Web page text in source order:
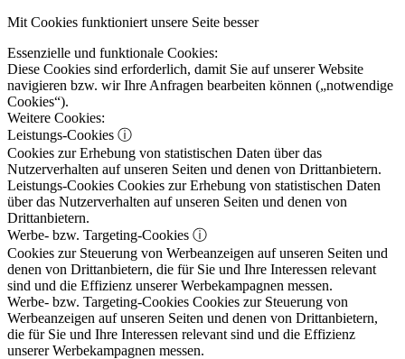
Mit Cookies funktioniert unsere Seite besser
Essenzielle und funktionale Cookies:
Diese Cookies sind erforderlich, damit Sie auf unserer Website
navigieren bzw. wir Ihre Anfragen bearbeiten können („notwendige
Cookies“).
Weitere Cookies:
Leistungs-Cookies ⓘ
Cookies zur Erhebung von statistischen Daten über das
Nutzerverhalten auf unseren Seiten und denen von Drittanbietern.
Leistungs-Cookies Cookies zur Erhebung von statistischen Daten
über das Nutzerverhalten auf unseren Seiten und denen von
Drittanbietern.
Werbe- bzw. Targeting-Cookies ⓘ
Cookies zur Steuerung von Werbeanzeigen auf unseren Seiten und
denen von Drittanbietern, die für Sie und Ihre Interessen relevant
sind und die Effizienz unserer Werbekampagnen messen.
Werbe- bzw. Targeting-Cookies Cookies zur Steuerung von
Werbeanzeigen auf unseren Seiten und denen von Drittanbietern,
die für Sie und Ihre Interessen relevant sind und die Effizienz
unserer Werbekampagnen messen.